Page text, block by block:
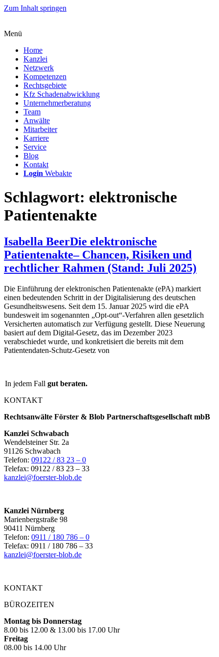
Zum Inhalt springen
Menü
Home
Kanzlei
Netzwerk
Kompetenzen
Rechtsgebiete
Kfz Schadenabwicklung
Unternehmerberatung
Team
Anwälte
Mitarbeiter
Karriere
Service
Blog
Kontakt
Login Webakte
Schlagwort: elektronische
Patientenakte
Isabella BeerDie elektronische
Patientenakte– Chancen, Risiken und
rechtlicher Rahmen (Stand: Juli 2025)
Die Einführung der elektronischen Patientenakte (ePA) markiert
einen bedeutenden Schritt in der Digitalisierung des deutschen
Gesundheitswesens. Seit dem 15. Januar 2025 wird die ePA
bundesweit im sogenannten „Opt-out“-Verfahren allen gesetzlich
Versicherten automatisch zur Verfügung gestellt. Diese Neuerung
basiert auf dem Digital-Gesetz, das im Dezember 2023
verabschiedet wurde, und konkretisiert die bereits mit dem
Patientendaten-Schutz-Gesetz von
In jedem Fall gut beraten.
KONTAKT
Rechtsanwälte Förster & Blob Partnerschaftsgesellschaft mbB
Kanzlei Schwabach
Wendelsteiner Str. 2a
91126 Schwabach
Telefon: 09122 / 83 23 – 0
Telefax: 09122 / 83 23 – 33
kanzlei@foerster-blob.de
Kanzlei Nürnberg
Marienbergstraße 98
90411 Nürnberg
Telefon: 0911 / 180 786 – 0
Telefax: 0911 / 180 786 – 33
kanzlei@foerster-blob.de
KONTAKT
BÜROZEITEN
Montag bis Donnerstag
8.00 bis 12.00 & 13.00 bis 17.00 Uhr
Freitag
08.00 bis 14.00 Uhr